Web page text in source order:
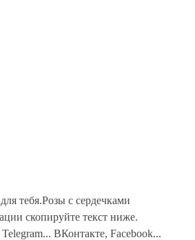
тебя.Розы с сердечками
скопируйте текст ниже.
ВКонтакте, Facebook...